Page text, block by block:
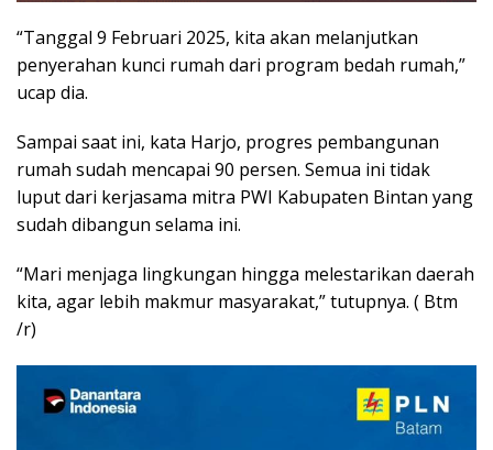
“Tanggal 9 Februari 2025, kita akan melanjutkan
penyerahan kunci rumah dari program bedah rumah,”
ucap dia.
Sampai saat ini, kata Harjo, progres pembangunan
rumah sudah mencapai 90 persen. Semua ini tidak
luput dari kerjasama mitra PWI Kabupaten Bintan yang
sudah dibangun selama ini.
“Mari menjaga lingkungan hingga melestarikan daerah
kita, agar lebih makmur masyarakat,” tutupnya. ( Btm
/r)